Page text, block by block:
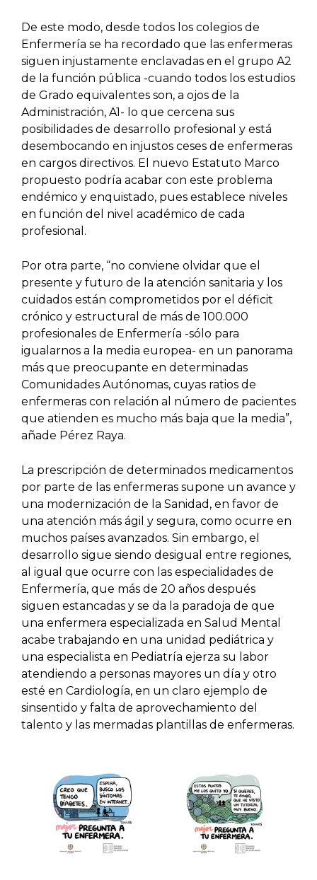
De este modo, desde todos los colegios de
Enfermería se ha recordado que las enfermeras
siguen injustamente enclavadas en el grupo A2
de la función pública -cuando todos los estudios
de Grado equivalentes son, a ojos de la
Administración, A1- lo que cercena sus
posibilidades de desarrollo profesional y está
desembocando en injustos ceses de enfermeras
en cargos directivos. El nuevo Estatuto Marco
propuesto podría acabar con este problema
endémico y enquistado, pues establece niveles
en función del nivel académico de cada
profesional.
Por otra parte, “no conviene olvidar que el
presente y futuro de la atención sanitaria y los
cuidados están comprometidos por el déficit
crónico y estructural de más de 100.000
profesionales de Enfermería -sólo para
igualarnos a la media europea- en un panorama
más que preocupante en determinadas
Comunidades Autónomas, cuyas ratios de
enfermeras con relación al número de pacientes
que atienden es mucho más baja que la media”,
añade Pérez Raya.
La prescripción de determinados medicamentos
por parte de las enfermeras supone un avance y
una modernización de la Sanidad, en favor de
una atención más ágil y segura, como ocurre en
muchos países avanzados. Sin embargo, el
desarrollo sigue siendo desigual entre regiones,
al igual que ocurre con las especialidades de
Enfermería, que más de 20 años después
siguen estancadas y se da la paradoja de que
una enfermera especializada en Salud Mental
acabe trabajando en una unidad pediátrica y
una especialista en Pediatría ejerza su labor
atendiendo a personas mayores un día y otro
esté en Cardiología, en un claro ejemplo de
sinsentido y falta de aprovechamiento del
talento y las mermadas plantillas de enfermeras.